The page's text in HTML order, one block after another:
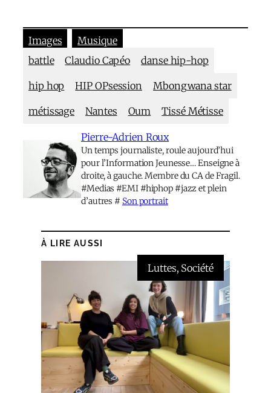
Images
Musique
battle
Claudio Capéo danse hip-hop
hip hop HIP OPsession Mbongwana star
métissage Nantes Oum Tissé Métisse
Pierre-Adrien Roux
Un temps journaliste, roule aujourd’hui
pour l’Information Jeunesse… Enseigne à
droite, à gauche. Membre du CA de Fragil.
#Medias #EMI #hiphop #jazz et plein
d’autres # Son portrait
À LIRE AUSSI
Luttes, Société